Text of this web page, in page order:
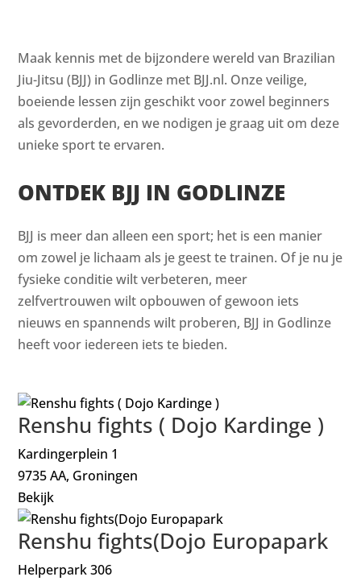
Maak kennis met de bijzondere wereld van Brazilian
Jiu-Jitsu (BJJ) in Godlinze met BJJ.nl. Onze veilige,
boeiende lessen zijn geschikt voor zowel beginners
als gevorderden, en we nodigen je graag uit om deze
unieke sport te ervaren.
ONTDEK BJJ IN GODLINZE
BJJ is meer dan alleen een sport; het is een manier
om zowel je lichaam als je geest te trainen. Of je nu je
fysieke conditie wilt verbeteren, meer
zelfvertrouwen wilt opbouwen of gewoon iets
nieuws en spannends wilt proberen, BJJ in Godlinze
heeft voor iedereen iets te bieden.
Renshu fights ( Dojo Kardinge )
Kardingerplein 1
9735 AA, Groningen
Bekijk
Renshu fights(Dojo Europapark
Helperpark 306